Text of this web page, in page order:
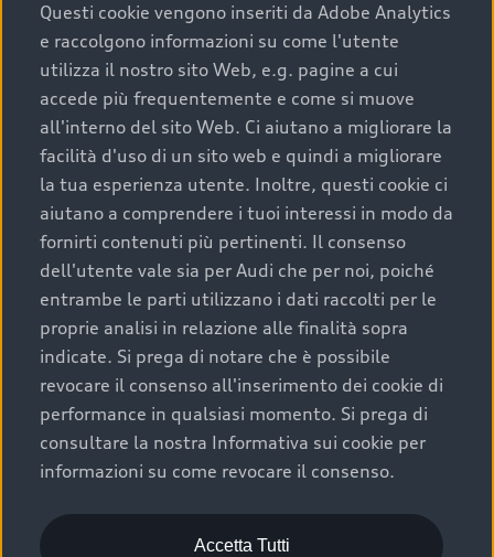
chilometraggio: un valore contenuto corrisponde a
uno stato migliore del veicolo e a una maggiore
durata nel tempo;
cronologia dei tagliandi: una documentazione
completa della vettura certifica una manutenzione
costante e accurata;
condizioni della carrozzeria e degli interni: una
buona conservazione evidenzia cura e attenzione del
precedente proprietario;
efficienza meccanica: motore, trasmissione e
componenti principali in ottimo stato garantiscono
prestazioni affidabili e sicure.
Acquistare un’auto usata in una Concessionaria ufficiale
Audi che offre l’usato garantito tramite Audi Prima
Scelta :plus, significa affidarsi ad un prodotto che viene
sottoposto a 110 controlli approfonditi e coperto da
garanzia fino a 4 anni per una maggiore tutela del tuo
acquisto.
Questi cookie vengono inseriti da Adobe Analytics
e raccolgono informazioni su come l'utente
utilizza il nostro sito Web, e.g. pagine a cui
accede più frequentemente e come si muove
all'interno del sito Web. Ci aiutano a migliorare la
facilità d'uso di un sito web e quindi a migliorare
la tua esperienza utente. Inoltre, questi cookie ci
aiutano a comprendere i tuoi interessi in modo da
fornirti contenuti più pertinenti. Il consenso
dell'utente vale sia per Audi che per noi, poiché
entrambe le parti utilizzano i dati raccolti per le
proprie analisi in relazione alle finalità sopra
indicate. Si prega di notare che è possibile
revocare il consenso all'inserimento dei cookie di
performance in qualsiasi momento. Si prega di
consultare la nostra Informativa sui cookie per
informazioni su come revocare il consenso.
Accetta Tutti